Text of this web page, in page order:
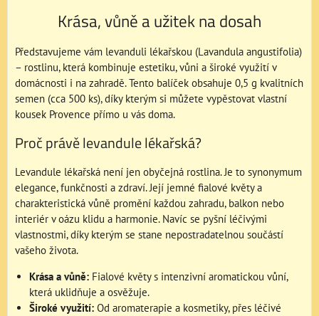
Krása, vůně a užitek na dosah
Představujeme vám levanduli lékařskou (Lavandula angustifolia)
– rostlinu, která kombinuje estetiku, vůni a široké využití v
domácnosti i na zahradě. Tento balíček obsahuje 0,5 g kvalitních
semen (cca 500 ks), díky kterým si můžete vypěstovat vlastní
kousek Provence přímo u vás doma.
Proč právě levandule lékařská?
Levandule lékařská není jen obyčejná rostlina. Je to synonymum
elegance, funkčnosti a zdraví. Její jemné fialové květy a
charakteristická vůně promění každou zahradu, balkon nebo
interiér v oázu klidu a harmonie. Navíc se pyšní léčivými
vlastnostmi, díky kterým se stane nepostradatelnou součástí
vašeho života.
Krása a vůně: Fialové květy s intenzivní aromatickou vůní,
která uklidňuje a osvěžuje.
Široké využití: Od aromaterapie a kosmetiky, přes léčivé